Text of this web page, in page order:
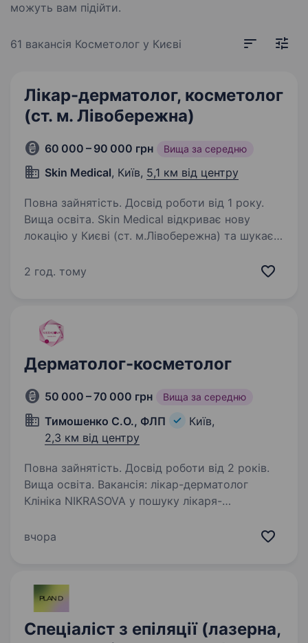
можуть вам підійти.
61 вакансія Косметолог у Києві
Лікар-дерматолог, косметолог
(ст. м. Лівобережна)
60 000 – 90 000 грн Вища за середню
Skin Medical, Київ, 5,1 км від центру
Повна зайнятість. Досвід роботи від 1 року.
Вища освіта. Skin Medical відкриває нову
локацію у Києві (ст. м.Лівобережна) та шукає
Кого ми шукаємо: Ви маєте вищу медичну
2 год. тому
Дерматолог-косметолог
50 000 – 70 000 грн Вища за середню
Тимошенко С.О., ФЛП
Київ,
2,3 км від центру
Повна зайнятість. Досвід роботи від 2 років.
Вища освіта. Вакансія: лікар-дерматолог
Клініка NIKRASOVA у пошуку лікаря-
та чинним сертифікатом спеціаліста
вчора
Спеціаліст з епіляції (лазерна,